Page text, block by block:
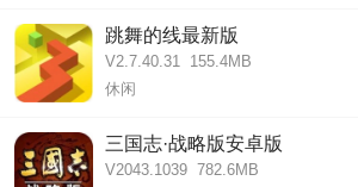
跳舞的线最新版
V2.7.40.31 155.4MB
休闲
三国志·战略版安卓版
V2043.1039 782.6MB